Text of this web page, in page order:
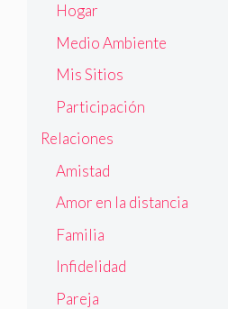
Hogar
Medio Ambiente
Mis Sitios
Participación
Relaciones
Amistad
Amor en la distancia
Familia
Infidelidad
Pareja